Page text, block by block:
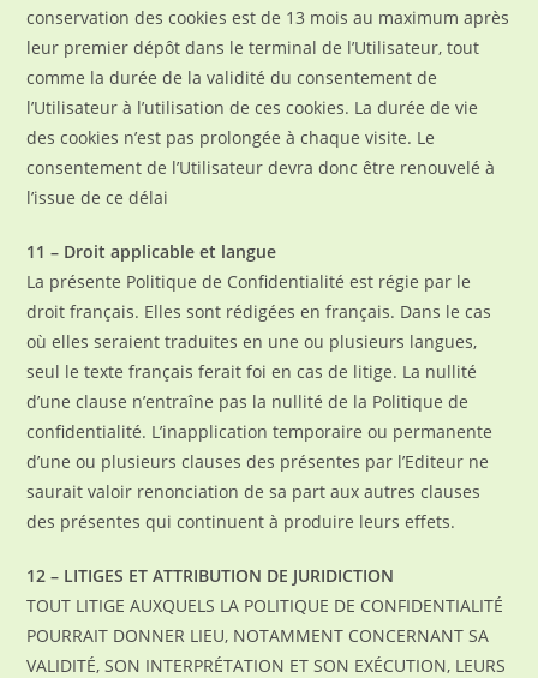
conservation des cookies est de 13 mois au maximum après
leur premier dépôt dans le terminal de l’Utilisateur, tout
comme la durée de la validité du consentement de
l’Utilisateur à l’utilisation de ces cookies. La durée de vie
des cookies n’est pas prolongée à chaque visite. Le
consentement de l’Utilisateur devra donc être renouvelé à
l’issue de ce délai
11 – Droit applicable et langue
La présente Politique de Confidentialité est régie par le
droit français. Elles sont rédigées en français. Dans le cas
où elles seraient traduites en une ou plusieurs langues,
seul le texte français ferait foi en cas de litige. La nullité
d’une clause n’entraîne pas la nullité de la Politique de
confidentialité. L’inapplication temporaire ou permanente
d’une ou plusieurs clauses des présentes par l’Editeur ne
saurait valoir renonciation de sa part aux autres clauses
des présentes qui continuent à produire leurs effets.
12 – LITIGES ET ATTRIBUTION DE JURIDICTION
TOUT LITIGE AUXQUELS LA POLITIQUE DE CONFIDENTIALITÉ
POURRAIT DONNER LIEU, NOTAMMENT CONCERNANT SA
VALIDITÉ, SON INTERPRÉTATION ET SON EXÉCUTION, LEURS